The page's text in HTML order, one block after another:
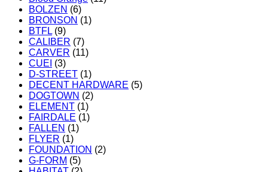
BOLZEN (6)
BRONSON (1)
BTFL (9)
CALIBER (7)
CARVER (11)
CUEI (3)
D-STREET (1)
DECENT HARDWARE (5)
DOGTOWN (2)
ELEMENT (1)
FAIRDALE (1)
FALLEN (1)
FLYER (1)
FOUNDATION (2)
G-FORM (5)